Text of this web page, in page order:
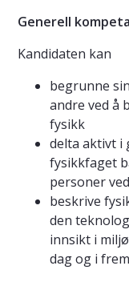
Generell
Kandidaten kan
begrunne
andre ved å
fysikk
delta aktivt i
fysikkfaget
personer
beskrive
den
innsikt i
dag og i